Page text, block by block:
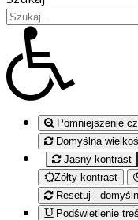
Pomniejszenie
Domyślna
Jasny kontrast
Zółty kontrast
Resetuj -
Podświetlenie